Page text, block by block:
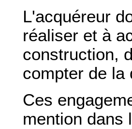
L'acquéreur
réaliser et à
construction,
compter de la
Ces
mention dans